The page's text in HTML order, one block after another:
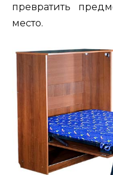
превратить
место.